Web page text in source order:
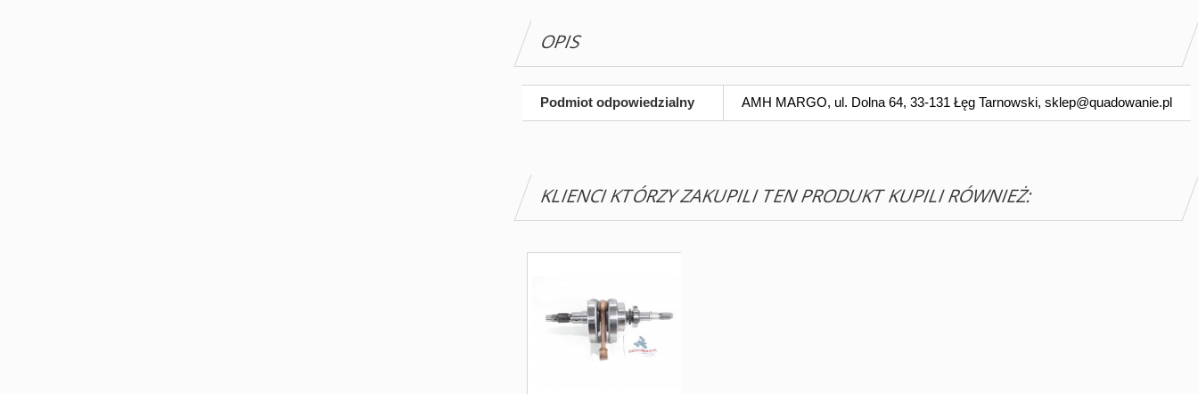
OPIS
Podmiot odpowiedzialny AMH MARGO, ul. Dolna 64, 33-131 Łęg Tarnowski, sklep@quadowanie.pl
KLIENCI KTÓRZY ZAKUPILI TEN PRODUKT KUPILI RÓWNIEŻ: